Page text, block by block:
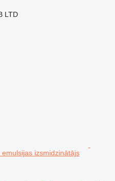
LTD
izsmidzinātājs